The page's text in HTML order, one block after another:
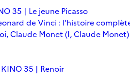
35 | Le jeune Picasso
de Vinci : l'histoire
Claude Monet (I, Claude Monet)
35 | Renoir